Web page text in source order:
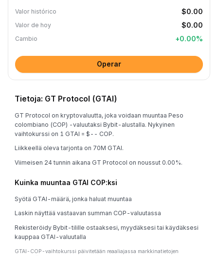
Valor histórico $0.00
Valor de hoy $0.00
Cambio +0.00%
Operar
Tietoja: GT Protocol (GTAI)
GT Protocol on kryptovaluutta, joka voidaan muuntaa Peso
colombiano (COP) -valuutaksi Bybit-alustalla. Nykyinen
vaihtokurssi on 1 GTAI = $-- COP.
Liikkeellä oleva tarjonta on 70M GTAI.
Viimeisen 24 tunnin aikana GT Protocol on noussut 0.00%.
Kuinka muuntaa GTAI COP:ksi
Syötä GTAI-määrä, jonka haluat muuntaa
Laskin näyttää vastaavan summan COP-valuutassa
Rekisteröidy Bybit-tilille ostaaksesi, myydäksesi tai käydäksesi
kauppaa GTAI-valuutalla
GTAI-COP-vaihtokurssi päivitetään reaaliajassa markkinatietojen